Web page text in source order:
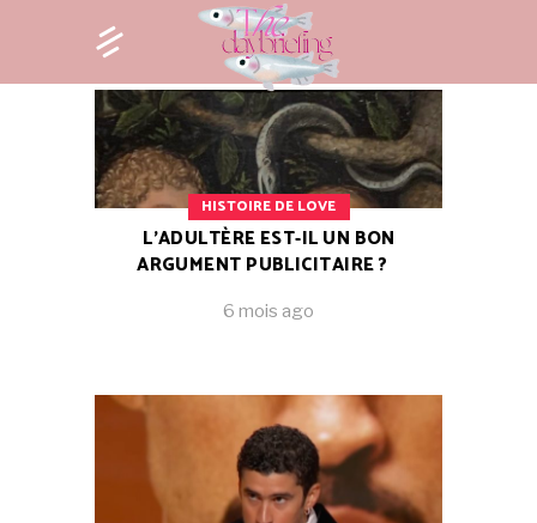
HISTOIRE DE LOVE
L’ADULTÈRE EST-IL UN BON
ARGUMENT PUBLICITAIRE ?
6 mois ago